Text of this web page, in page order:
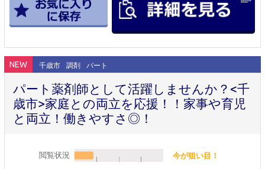
NEW 千歳市 調剤 パート
パート薬剤師として活躍しませんか？<千
歳市>家庭との両立を応援！！家事や育児
と両立！働きやすさ◎！
閲覧状況 今が狙い目！